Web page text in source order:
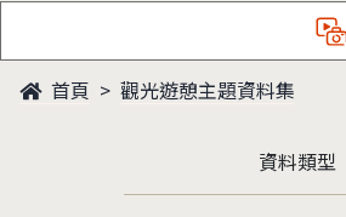
首頁 觀光遊憩主題資料集
資料類型